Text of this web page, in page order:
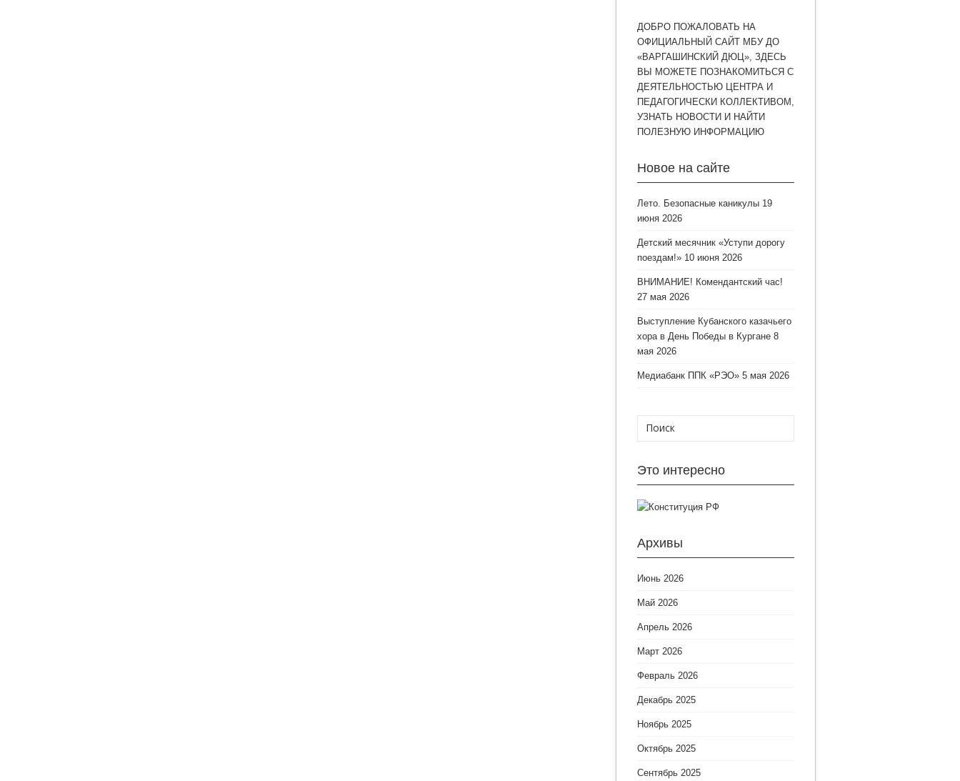
ДОБРО ПОЖАЛОВАТЬ НА
ОФИЦИАЛЬНЫЙ САЙТ МБУ ДО
«ВАРГАШИНСКИЙ ДЮЦ», ЗДЕСЬ
ВЫ МОЖЕТЕ ПОЗНАКОМИТЬСЯ С
ДЕЯТЕЛЬНОСТЬЮ ЦЕНТРА И
ПЕДАГОГИЧЕСКИ КОЛЛЕКТИВОМ,
УЗНАТЬ НОВОСТИ И НАЙТИ
ПОЛЕЗНУЮ ИНФОРМАЦИЮ
Новое на сайте
Лето. Безопасные каникулы 19
июня 2026
Детский месячник «Уступи дорогу
поездам!» 10 июня 2026
ВНИМАНИЕ! Комендантский час!
27 мая 2026
Выступление Кубанского казачьего
хора в День Победы в Кургане 8
мая 2026
Медиабанк ППК «РЭО» 5 мая 2026
Это интересно
Архивы
Июнь 2026
Май 2026
Апрель 2026
Март 2026
Февраль 2026
Декабрь 2025
Ноябрь 2025
Октябрь 2025
Сентябрь 2025